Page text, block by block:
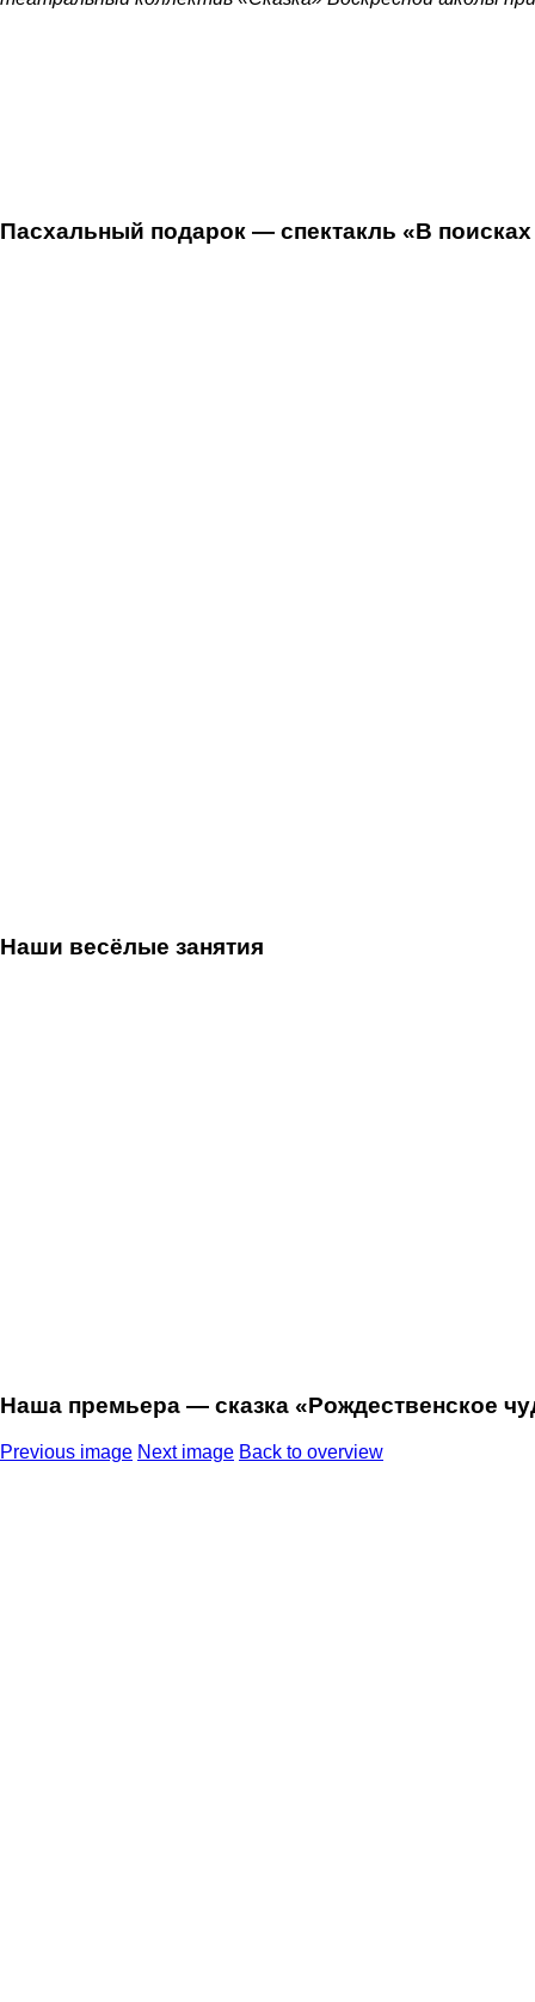
Пасхальный подарок — спектакль «В поисках
Наши весёлые занятия
Наша премьера — сказка «Рождественское
Previous image Next image Back to overview